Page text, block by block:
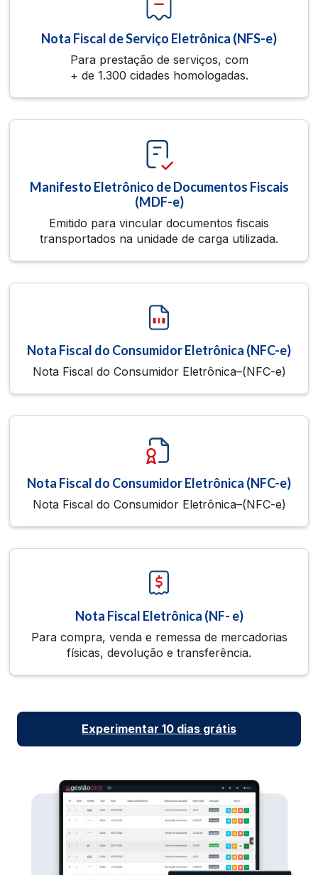
Nota Fiscal de Serviço Eletrônica (NFS-e)
Para prestação de serviços, com
+ de 1.300 cidades homologadas.
Manifesto Eletrônico de Documentos Fiscais
(MDF-e)
Emitido para vincular documentos fiscais
transportados na unidade de carga utilizada.
Nota Fiscal do Consumidor Eletrônica (NFC-e)
Nota Fiscal do Consumidor Eletrônica–(NFC-e)
Nota Fiscal do Consumidor Eletrônica (NFC-e)
Nota Fiscal do Consumidor Eletrônica–(NFC-e)
Nota Fiscal Eletrônica (NF- e)
Para compra, venda e remessa de mercadorias
físicas, devolução e transferência.
Experimentar 10 dias grátis